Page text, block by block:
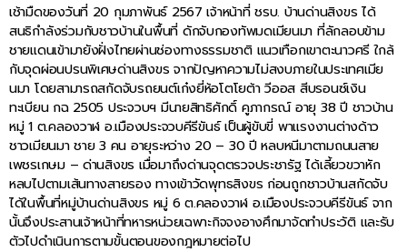
เช้ามืดของวันที่ 20 กุมภาพันธ์ 2567 เจ้าหน้าที่ ชรบ. บ้านด่านสิงขร ได้
สนธิกำลังร่วมกับชาวบ้านในพื้นที่ ดักจับกองทัพมดเมียนมา ที่ลักลอบข้าม
ชายแดนเข้ามายังฝั่งไทยผ่านช่องทางธรรมชาติ แนวเทือกเขาตะนาวศรี ใกล้
กับจุดผ่อนปรนพิเศษด่านสิงขร จากปัญหาความไม่สงบภายในประเทศเมีย
นมา โดยสามารถสกัดจับรถยนต์เก๋งยี่ห้อโตโยต้า วีออส สีบรอนซ์เงิน
ทะเบียน กฉ 2505 ประจวบฯ มีนายสิทธิศักดิ์ คูภากรณ์ อายุ 38 ปี ชาวบ้าน
หมู่ 1 ต.คลองวาฬ อ.เมืองประจวบคีรีขันธ์ เป็นผู้ขับขี่ พาแรงงานต่างด้าว
ชาวเมียนมา ชาย 3 คน อายุระหว่าง 20 – 30 ปี หลบหนีมาตามถนนสาย
เพชรเกษม – ด่านสิงขร เมื่อมาถึงด่านจุดตรวจประชารัฐ ได้เลี้ยวขวาหัก
หลบไปตามเส้นทางสายรอง ทางเข้าวัดพุทธสิงขร ก่อนถูกชาวบ้านสกัดจับ
ได้ในพื้นที่หมู่บ้านด่านสิงขร หมู่ 6 ต.คลองวาฬ อ.เมืองประจวบคีรีขันธ์ จาก
นั้นจึงประสานเจ้าหน้าที่ทหารหน่วยเฉพาะกิจจงอางศึกมาจัดทำประวัติ และรับ
ตัวไปดำเนินการตามขั้นตอนของกฎหมายต่อไป